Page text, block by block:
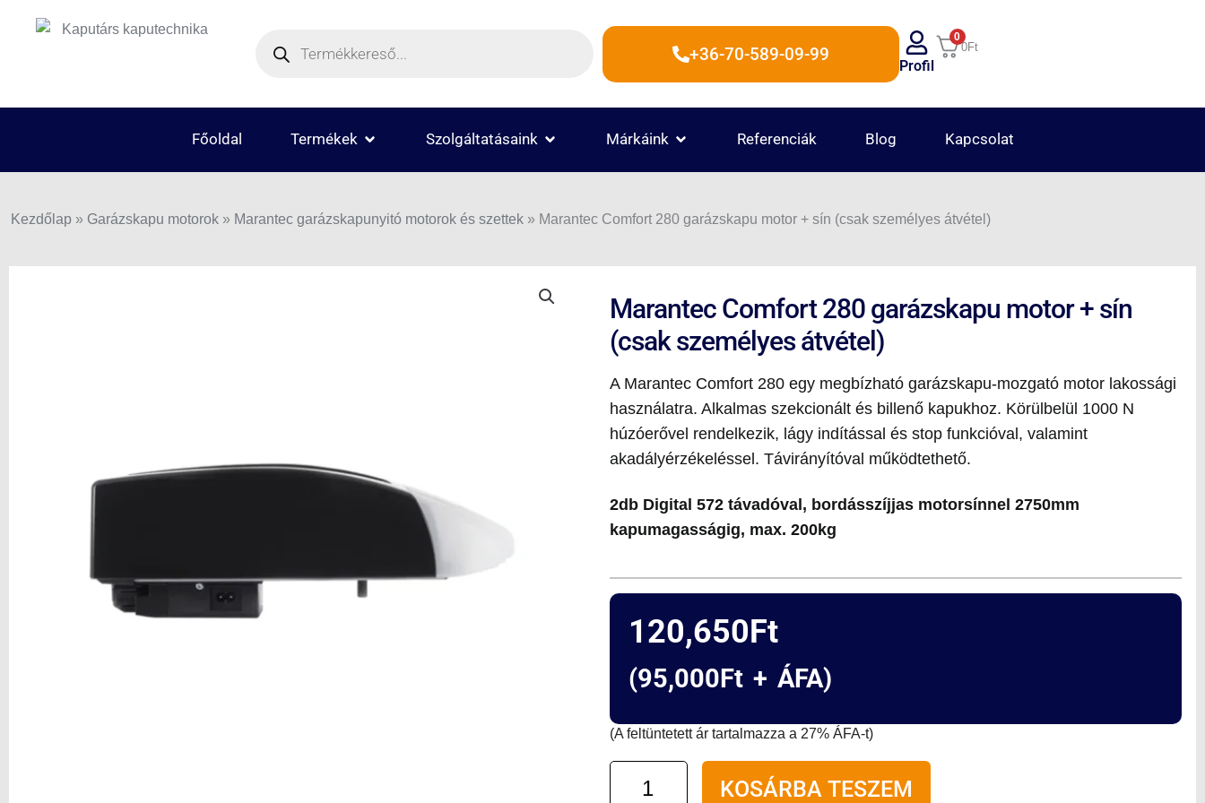
+36-70-589-09-99
Profil
0
0Ft
Főoldal Termékek OPEN TERMÉKEKSzolgáltatásaink OPEN SZOLGÁLTATÁSAINK
Márkáink OPEN MÁRKÁINK
Referenciák Blog Kapcsolat
Kezdőlap » Garázskapu motorok » Marantec garázskapunyitó motorok és szettek » Marantec Comfort 280 garázskapu motor + sín (csak személyes átvétel)
Marantec Comfort 280 garázskapu motor + sín
(csak személyes átvétel)
A Marantec Comfort 280 egy megbízható garázskapu-mozgató motor lakossági
használatra. Alkalmas szekcionált és billenő kapukhoz. Körülbelül 1000 N
húzóerővel rendelkezik, lágy indítással és stop funkcióval, valamint
akadályérzékeléssel. Távirányítóval működtethető.
2db Digital 572 távadóval, bordásszíjjas motorsínnel 2750mm
kapumagasságig, max. 200kg
120,650Ft
(95,000Ft+ ÁFA)
(A feltüntetett ár tartalmazza a 27% ÁFA-t)
Comfort
KOSÁRBA TESZEM